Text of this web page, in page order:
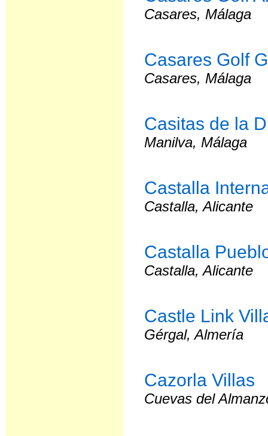
Casares, Málaga
Casares Golf
Casares, Málaga
Casitas de la
Manilva, Málaga
Castalla
Castalla, Alicante
Castalla
Castalla, Alicante
Castle Link
Gérgal, Almería
Cazorla Villas
Cuevas del